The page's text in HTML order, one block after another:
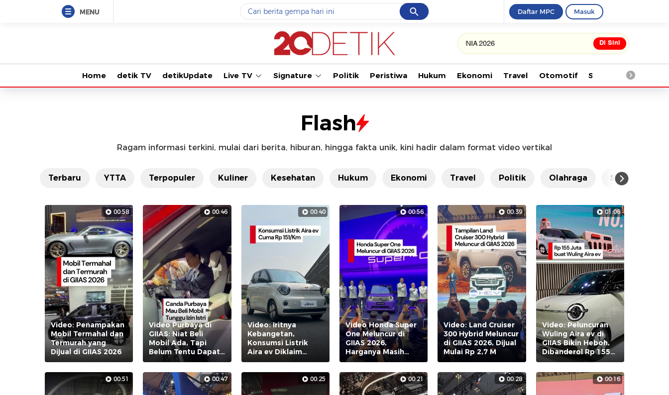
Kumpulan
Video
Berita
Livestreaming-
20detik
News
MENU Cancel
Yang sedang ramai dicari
data live draw sgp
#3prabowo
Promoted
Terakhir yang dicari
Daftar MPC Masuk
Tonton kabar terbaru PIALA DUNIA 2026 Di Sini
Home detik TV detikUpdate Live TV Signature Politik Peristiwa Hukum Ekonomi Travel Otomotif Saintek
Flash
Ragam informasi terkini, mulai dari berita, hiburan, hingga fakta unik, kini hadir dalam format video vertikal
Terbaru YTTA Terpopuler Kuliner Kesehatan Hukum Ekonomi Travel Politik Olahraga Saintek
00:58
Video: Penampakan
Mobil Termahal dan
Termurah yang
Dijual di GIIAS 2026
00:46
Video Purbaya di
GIIAS: Niat Beli
Mobil Ada, Tapi
Belum Tentu Dapat
Izin Istri
00:40
Video: Iritnya
Kebangetan,
Konsumsi Listrik
Aira ev Diklaim
Cuma Rp 151/Km
00:56
Video Honda Super
One Meluncur di
GIIAS 2026,
Harganya Masih
Rahasia
00:39
Video: Land Cruiser
300 Hybrid Meluncur
di GIIAS 2026, Dijual
Mulai Rp 2,7 M
01:06
Video: Peluncuran
Wuling Aira ev di
GIIAS Bikin Heboh,
Dibanderol Rp 155
Juta!
00:51 00:47 00:25 00:21 00:28 00:16